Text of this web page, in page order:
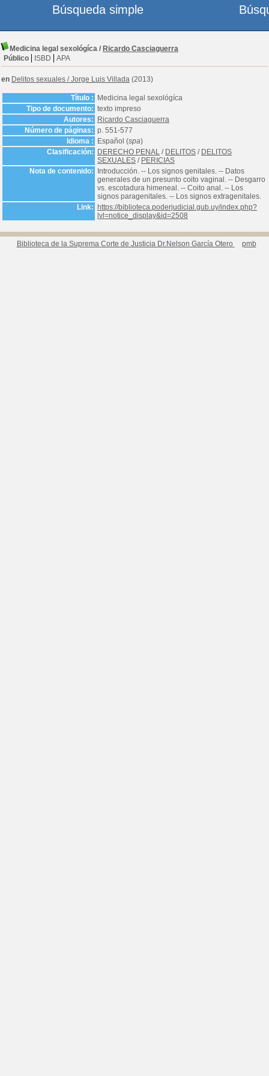
Medicina legal sexológíca / Ricardo Casciaguerra
Público
ISBD APA
en Delitos sexuales /Jorge Luis Villada (2013)
Título :
Medicina legal sexológíca
Tipo de documento: texto impreso
Autores:
Ricardo Casciaguerra
Número de páginas: p. 551-577
Idioma :
Español (spa)
Clasificación:
DERECHO PENAL / DELITOS / DELITOS
SEXUALES / PERICIAS
Nota de contenido:
Introducción. -- Los signos genitales. -- Datos
generales de un presunto coito vaginal. -- Desgarro
vs. escotadura himeneal. -- Coito anal. -- Los
signos paragenitales. -- Los signos extragenitales.
Link:
https://biblioteca.poderjudicial.gub.uy/index.php?
lvl=notice_display&id=2508
Biblioteca de la Suprema Corte de Justicia Dr.Nelson García Otero pmb
Búsqueda simple